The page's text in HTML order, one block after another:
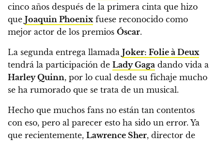
cinco años después de la primera cinta que hizo
que Joaquin Phoenixfuese reconocido como
mejor actor de los premios Óscar.
La segunda entrega llamada Joker: Folie à Deux
tendrá la participación de Lady Gaga dando vida a
Harley Quinn, por lo cual desde su fichaje mucho
se ha rumorado que se trata de un musical.
Hecho que muchos fans no están tan contentos
con eso, pero al parecer esto ha sido un error. Ya
que recientemente, Lawrence Sher, director de